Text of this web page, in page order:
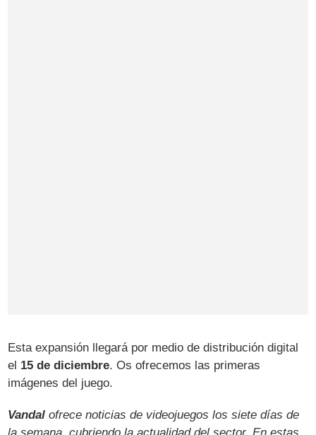
Esta expansión llegará por medio de distribución digital
el 15 de diciembre. Os ofrecemos las primeras
imágenes del juego.
Vandal ofrece noticias de videojuegos los siete días de